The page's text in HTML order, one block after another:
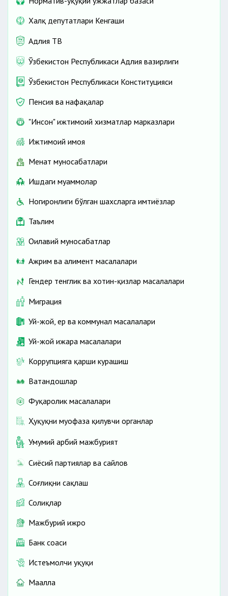
Халқ депутатлари Кенгаши
Адлия ТВ
Ўзбекистон Республикаси Адлия вазирлиги
Ўзбекистон Республикаси Конституцияси
Пенсия ва нафақалар
"Инсон" ижтимоий хизматлар марказлари
Ижтимоий ҳимоя
Меҳнат муносабатлари
Ишдаги муаммолар
Ногиронлиги бўлган шахсларга имтиёзлар
Таълим
Оилавий муносабатлар
Ажрим ва алимент масалалари
Гендер тенглик ва хотин-қизлар масалалари
Миграция
Уй-жой, ер ва коммунал масалалари
Уй-жой ижара масалалари
Коррупцияга қарши курашиш
Ватандошлар
Фуқаролик масалалари
Ҳуқуқни муҳофаза қилувчи органлар
Умумий ҳарбий мажбурият
Сиёсий партиялар ва сайлов
Соғлиқни сақлаш
Солиқлар
Мажбурий ижро
Банк соҳаси
Истеъмолчи ҳуқуқи
Маҳалла